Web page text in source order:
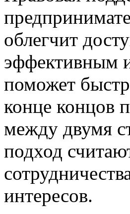
облегчит
эффективным
поможет
конце концов
между двумя
подход
интересов.